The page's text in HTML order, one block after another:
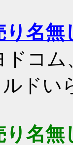
り名無
ドコ
ドい
り名無